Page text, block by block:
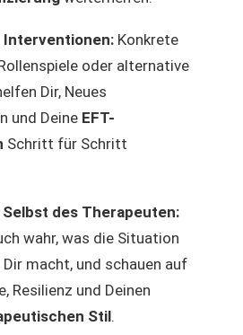
Interventionen: Konkrete
oder alternative
Dir, Neues
und Deine EFT-
Schritt für Schritt
des Therapeuten:
wahr, was die Situation
macht, und schauen auf
Resilienz und Deinen
Stil.